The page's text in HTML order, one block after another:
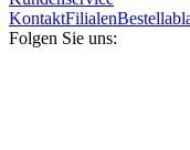
KontaktFilialen
Folgen Sie uns: